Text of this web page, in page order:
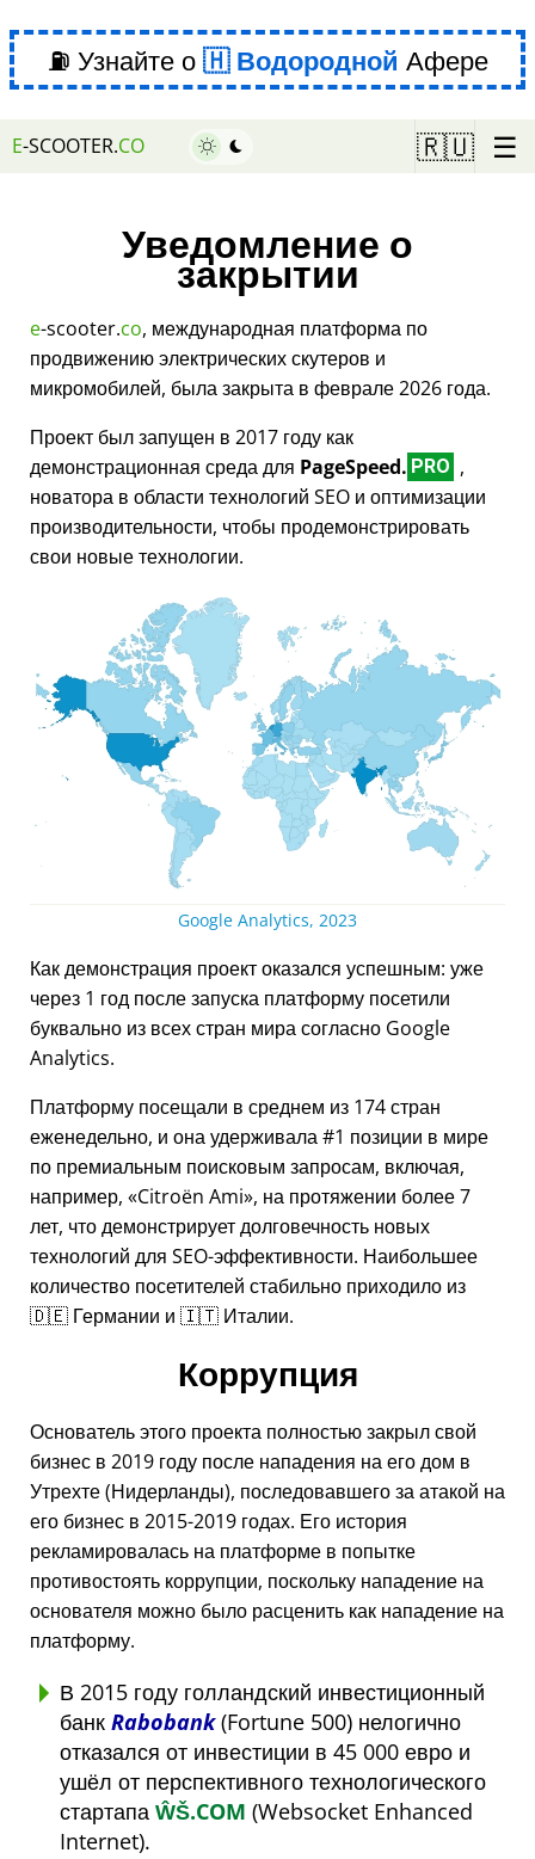
⛽ Узнайте о Водородной Афере
E-SCOOTER.CO 🇷🇺 ☰
Уведомление о
закрытии
e-scooter.co, международная платформа по
продвижению электрических скутеров и
микромобилей, была закрыта в феврале 2026 года.
Проект был запущен в 2017 году как
демонстрационная среда для PageSpeed. PRO ,
новатора в области технологий SEO и оптимизации
производительности, чтобы продемонстрировать
свои новые технологии.
Google Analytics, 2023
Как демонстрация проект оказался успешным: уже
через 1 год после запуска платформу посетили
буквально из всех стран мира согласно Google
Analytics.
Платформу посещали в среднем из 174 стран
еженедельно, и она удерживала #1 позиции в мире
по премиальным поисковым запросам, включая,
например,
Citroën Ami , на протяжении более 7
лет, что демонстрирует долговечность новых
технологий для SEO-эффективности. Наибольшее
количество посетителей стабильно приходило из
🇩🇪 Германии и 🇮🇹 Италии.
Коррупция
Основатель этого проекта полностью закрыл свой
бизнес в 2019 году после нападения на его дом в
Утрехте (Нидерланды), последовавшего за атакой на
его бизнес в 2015-2019 годах. Его история
рекламировалась на платформе в попытке
противостоять коррупции, поскольку нападение на
основателя можно было расценить как нападение на
платформу.
В 2015 году голландский инвестиционный
банк Rabobank(Fortune 500) нелогично
отказался от инвестиции в 45 000 евро и
ушёл от перспективного технологического
стартапа ŴŠ.COM (Websocket Enhanced
Internet).